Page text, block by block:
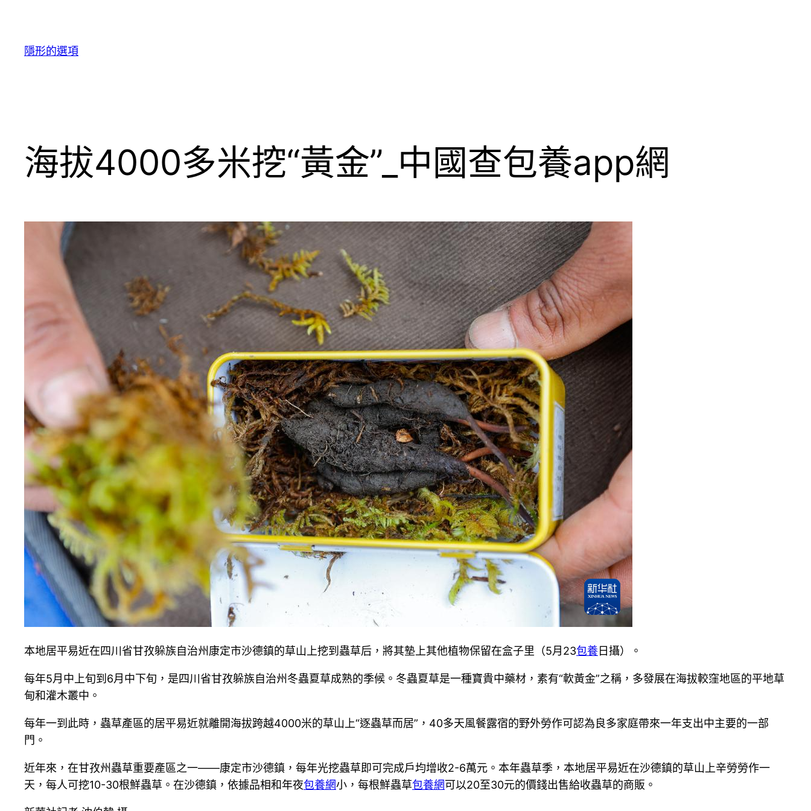
隱形的選項
海拔4000多米挖“黃金”_中國查包養app網
本地居平易近在四川省甘孜躲族自治州康定市沙德鎮的草山上挖到蟲草后，將其墊上其他植物保留在盒子里（5月23包養日攝）。
每年5月中上旬到6月中下旬，是四川省甘孜躲族自治州冬蟲夏草成熟的季候。冬蟲夏草是一種寶貴中藥材，素有“軟黃金”之稱，多發展在海拔較窪地區的平地草
甸和灌木叢中。
每年一到此時，蟲草產區的居平易近就離開海拔跨越4000米的草山上“逐蟲草而居”，40多天風餐露宿的野外勞作可認為良多家庭帶來一年支出中主要的一部
門。
近年來，在甘孜州蟲草重要產區之一——康定市沙德鎮，每年光挖蟲草即可完成戶均增收2-6萬元。本年蟲草季，本地居平易近在沙德鎮的草山上辛勞勞作一
天，每人可挖10-30根鮮蟲草。在沙德鎮，依據品相和年夜包養網小，每根鮮蟲草包養網可以20至30元的價錢出售給收蟲草的商販。